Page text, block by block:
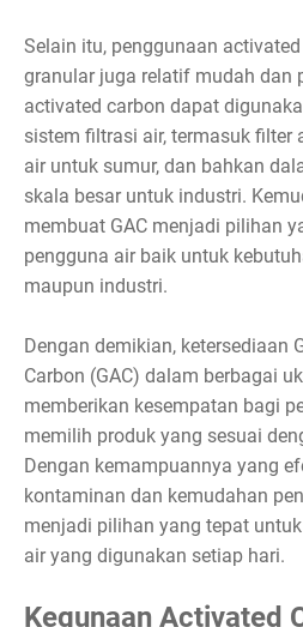
Selain itu, penggunaan
granular juga relatif mudah dan
activated carbon dapat
sistem filtrasi air, termasuk filter
air untuk sumur, dan bahkan
skala besar untuk industri.
membuat GAC menjadi pilihan
pengguna air baik untuk
maupun industri.
Dengan demikian, ketersediaan
Carbon (GAC) dalam berbagai
memberikan kesempatan bagi
memilih produk yang sesuai
Dengan kemampuannya yang
kontaminan dan kemudahan
menjadi pilihan yang tepat
air yang digunakan setiap hari.
Kegunaan Activated